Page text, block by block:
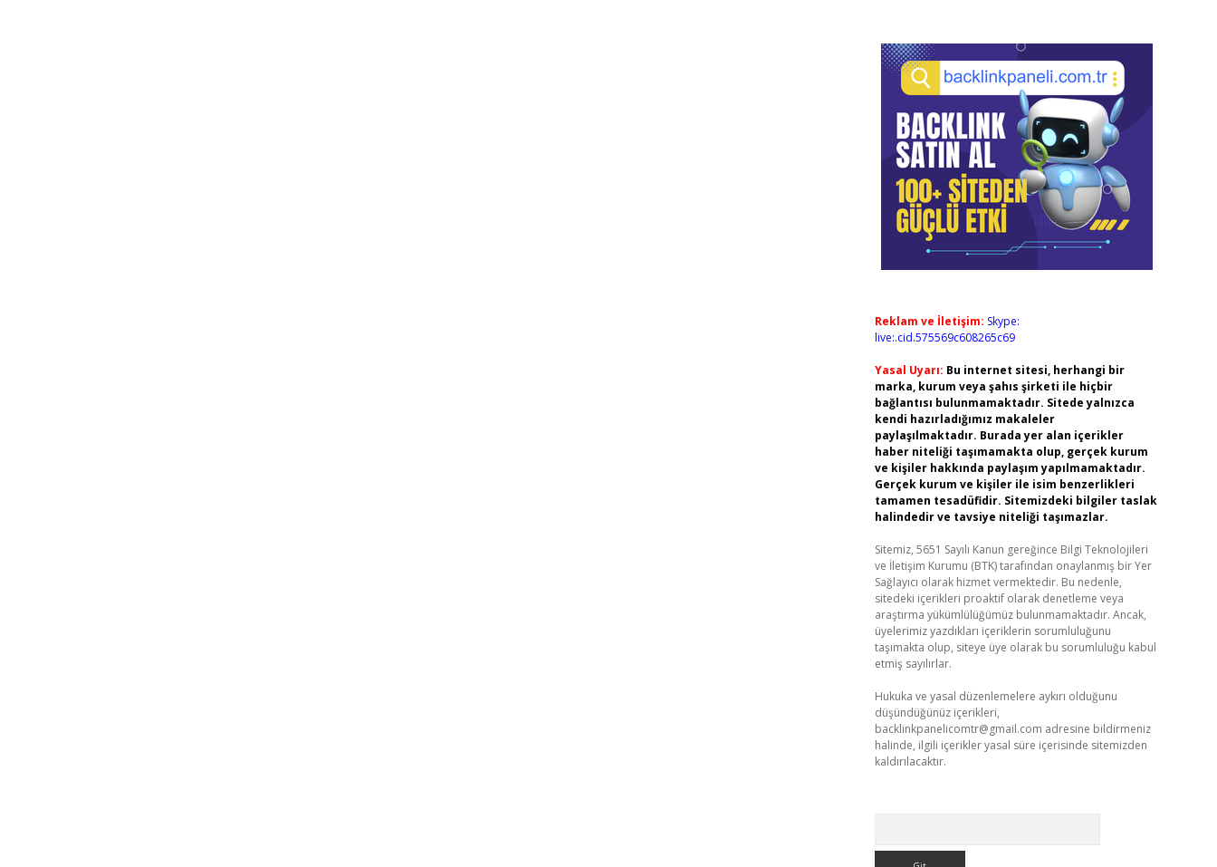
Reklam ve İletişim: Skype:
live:.cid.575569c608265c69
Yasal Uyarı: Bu internet sitesi, herhangi bir
marka, kurum veya şahıs şirketi ile hiçbir
bağlantısı bulunmamaktadır. Sitede yalnızca
kendi hazırladığımız makaleler
paylaşılmaktadır. Burada yer alan içerikler
haber niteliği taşımamakta olup, gerçek kurum
ve kişiler hakkında paylaşım yapılmamaktadır.
Gerçek kurum ve kişiler ile isim benzerlikleri
tamamen tesadüfidir. Sitemizdeki bilgiler taslak
halindedir ve tavsiye niteliği taşımazlar.
Sitemiz, 5651 Sayılı Kanun gereğince Bilgi Teknolojileri
ve İletişim Kurumu (BTK) tarafından onaylanmış bir Yer
Sağlayıcı olarak hizmet vermektedir. Bu nedenle,
sitedeki içerikleri proaktif olarak denetleme veya
araştırma yükümlülüğümüz bulunmamaktadır. Ancak,
üyelerimiz yazdıkları içeriklerin sorumluluğunu
taşımakta olup, siteye üye olarak bu sorumluluğu kabul
etmiş sayılırlar.
Hukuka ve yasal düzenlemelere aykırı olduğunu
düşündüğünüz içerikleri,
backlinkpanelicomtr@gmail.com adresine bildirmeniz
halinde, ilgili içerikler yasal süre içerisinde sitemizden
kaldırılacaktır.